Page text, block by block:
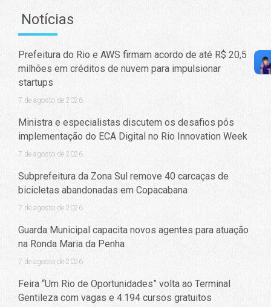
Notícias
Prefeitura do Rio e AWS firmam acordo de até R$ 20,5
milhões em créditos de nuvem para impulsionar
startups
7 de agosto de 2026
Ministra e especialistas discutem os desafios pós
implementação do ECA Digital no Rio Innovation Week
7 de agosto de 2026
Subprefeitura da Zona Sul remove 40 carcaças de
bicicletas abandonadas em Copacabana
7 de agosto de 2026
Guarda Municipal capacita novos agentes para atuação
na Ronda Maria da Penha
7 de agosto de 2026
Feira “Um Rio de Oportunidades” volta ao Terminal
Gentileza com vagas e 4.194 cursos gratuitos